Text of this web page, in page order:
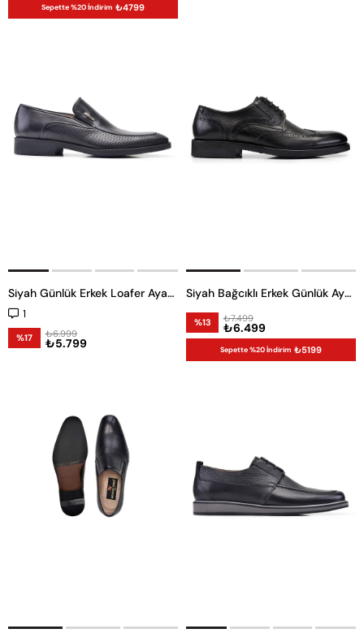
Sepette %20 İndirim ₺4799
Siyah Günlük Erkek Loafer Ayakkabı
1
%17 ₺5.799
₺6.999
Siyah Bağcıklı Erkek Günlük Ayakkabı
%13 ₺6.499
₺7.499
Sepette %20 İndirim ₺5199